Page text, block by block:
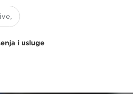
i usluge